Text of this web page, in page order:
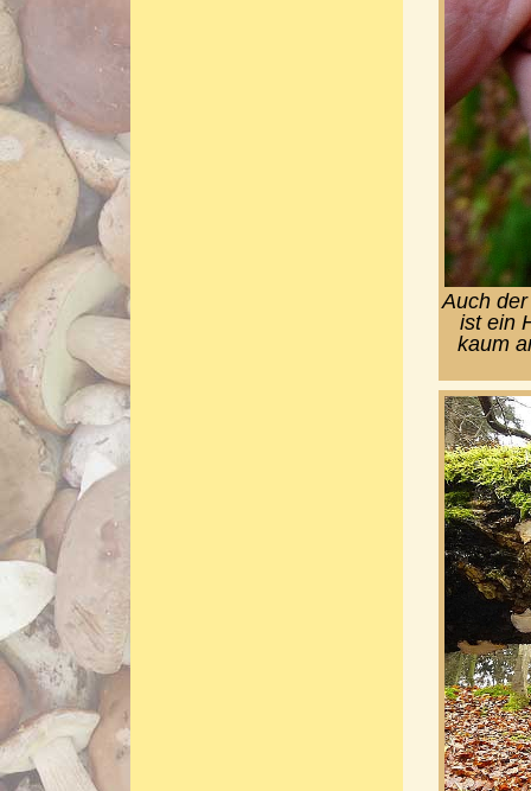
Auch
ist ein
kaum